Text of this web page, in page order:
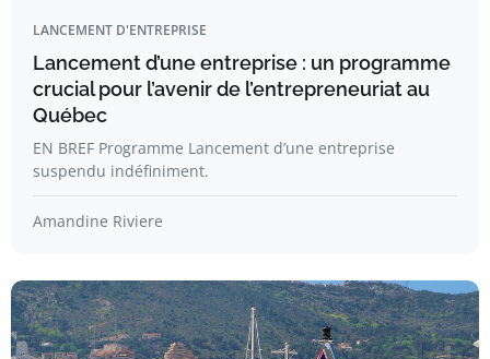
LANCEMENT D'ENTREPRISE
Lancement d’une entreprise : un programme
crucial pour l’avenir de l’entrepreneuriat au
Québec
EN BREF Programme Lancement d’une entreprise
suspendu indéfiniment.
Amandine Riviere